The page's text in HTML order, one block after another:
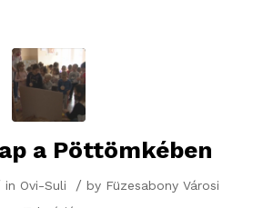
a Pöttömkében
in Ovi-Suli / by Füzesabony Városi